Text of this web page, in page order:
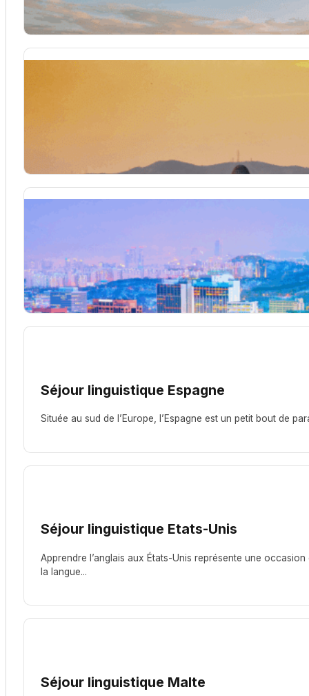
Séjour linguistique Corée du Sud
Découvrez la richesse de la Corée du Sud en apprenant le
Séjour linguistique Espagne
Située au sud de l’Europe, l’Espagne est un petit bout de
Séjour linguistique Etats-Unis
Apprendre l’anglais aux États-Unis représente une
la langue...
Séjour linguistique Malte